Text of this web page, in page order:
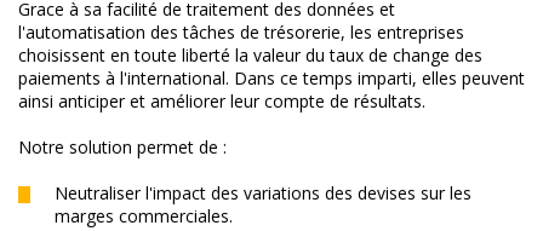
Grace à sa facilité de traitement des données et
l'automatisation des tâches de trésorerie, les entreprises
choisissent en toute liberté la valeur du taux de change des
paiements à l'international. Dans ce temps imparti, elles peuvent
ainsi anticiper et améliorer leur compte de résultats.
Notre solution permet de :
Neutraliser l'impact des variations des devises sur les
marges commerciales.